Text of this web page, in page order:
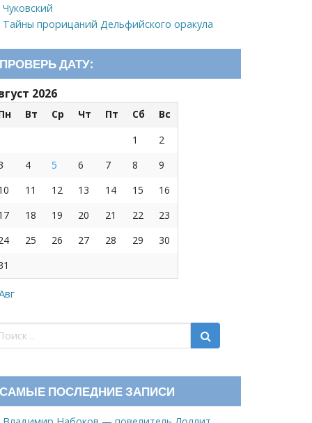
Чуковский
Тайны прорицаний Дельфийского оракула
ПРОВЕРЬ ДАТУ:
2026
Вт Ср Чт Пт Сб
Вс
1
2
4 5 6 7 8
9
11 12 13 14 15
16
18 19 20 21 22
23
25 26 27 28 29
30
САМЫЕ ПОСЛЕДНИЕ ЗАПИСИ